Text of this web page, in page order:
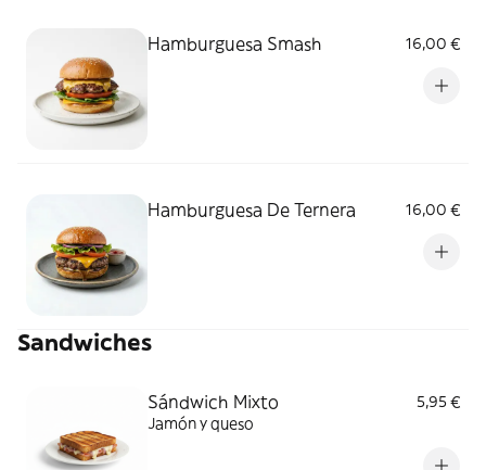
Hamburguesa Smash 16,00 €
Hamburguesa De Ternera 16,00 €
Sandwiches
Sándwich Mixto
5,95 €
Jamón y queso